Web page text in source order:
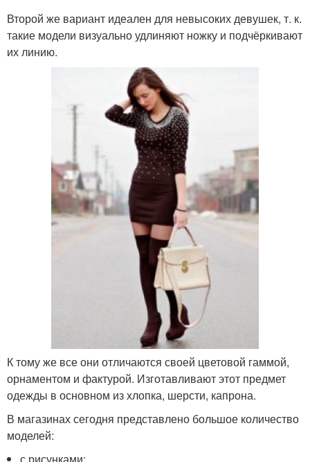
Второй же вариант идеален для невысоких девушек, т. к.
такие модели визуально удлиняют ножку и подчёркивают
их линию.
К тому же все они отличаются своей цветовой гаммой,
орнаментом и фактурой. Изготавливают этот предмет
одежды в основном из хлопка, шерсти, капрона.
В магазинах сегодня представлено большое количество
моделей:
с рисунками;